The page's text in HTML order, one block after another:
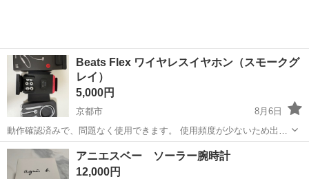
Beats Flex ワイヤレスイヤホン（スモークグ
レイ）
5,000円
京都市
8月6日
動作確認済みで、問題なく使用できます。 使用頻度が少ないため出品
します。 【付属品】 ・イヤホン本体 ・イヤーピース（未使用含む）
・説明書 ・外箱 ※USB-C充電ケーブルは付属しません。 右側のケー
ブルに黄色っぽい...
京都 京都市
アニエスベー ソーラー腕時計
12,000円